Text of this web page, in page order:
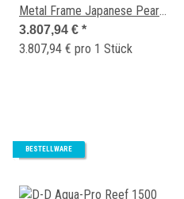
Metal Frame Japanese Pear
Gloss
3.807,94 € *
3.807,94 € pro 1 Stück
BESTELLWARE